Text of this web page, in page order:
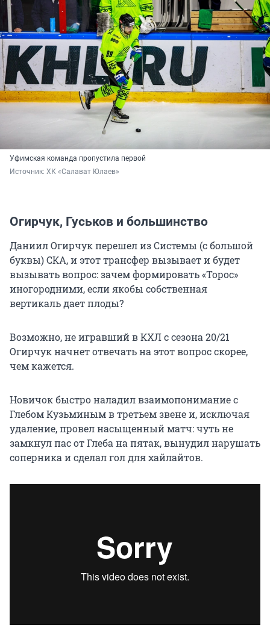
Уфимская команда пропустила первой
Источник: ХК «Салават Юлаев»
Огирчук, Гуськов и большинство
Даниил Огирчук перешел из Системы (с большой
буквы) СКА, и этот трансфер вызывает и будет
вызывать вопрос: зачем формировать «Торос»
иногородними, если якобы собственная
вертикаль дает плоды?
Возможно, не игравший в КХЛ с сезона 20/21
Огирчук начнет отвечать на этот вопрос скорее,
чем кажется.
Новичок быстро наладил взаимопонимание с
Глебом Кузьминым в третьем звене и, исключая
удаление, провел насыщенный матч: чуть не
замкнул пас от Глеба на пятак, вынудил нарушать
соперника и сделал гол для хайлайтов.